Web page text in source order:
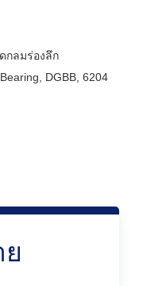
กลมร่องลึก
DGBB 6204